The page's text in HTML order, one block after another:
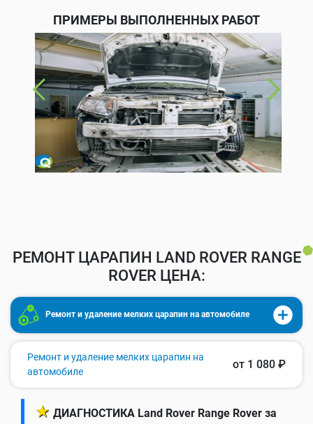
ПРИМЕРЫ ВЫПОЛНЕННЫХ РАБОТ
РЕМОНТ ЦАРАПИН LAND ROVER RANGE
ROVER ЦЕНА:
Ремонт и удаление мелких царапин на автомобиле
Ремонт и удаление мелких царапин на
автомобиле
от 1 080 ₽
★ ДИАГНОСТИКА Land Rover Range Rover за